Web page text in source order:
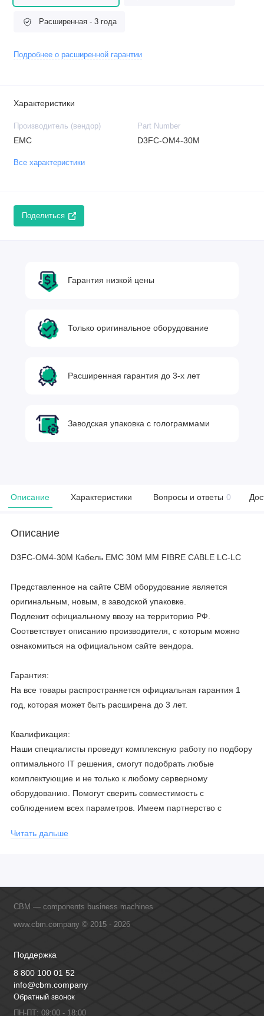
Расширенная - 3 года
Подробнее о расширенной гарантии
Характеристики
Производитель (вендор)
EMC
Part Number
D3FC-OM4-30M
Все характеристики
Поделиться
Гарантия низкой цены
Только оригинальное оборудование
Расширенная гарантия до 3-х лет
Заводская упаковка с голограммами
Описание Характеристики Вопросы и ответы 0
Описание
D3FC-OM4-30M Кабель EMC 30M MM FIBRE CABLE LC-LC
Представленное на сайте CBM оборудование является
оригинальным, новым, в заводской упаковке.
Подлежит официальному ввозу на территорию РФ.
Соответствует описанию производителя, с которым можно
ознакомиться на официальном сайте вендора.
Гарантия:
На все товары распространяется официальная гарантия 1
год, которая может быть расширена до 3 лет.
Квалификация:
Наши специалисты проведут комплексную работу по подбору
оптимального IT решения, смогут подобрать любые
комплектующие и не только к любому серверному
оборудованию. Помогут сверить совместимость с
соблюдением всех параметров. Имеем партнерство с
обучение сотрудников, что позволяет исключить ошибки даже
Читать дальше
CBM — components business machines
www.cbm.company © 2015 - 2026
Поддержка
8 800 100 01 52
info@cbm.company
Обратный звонок
ПН-ПТ: 09:00 - 18:00